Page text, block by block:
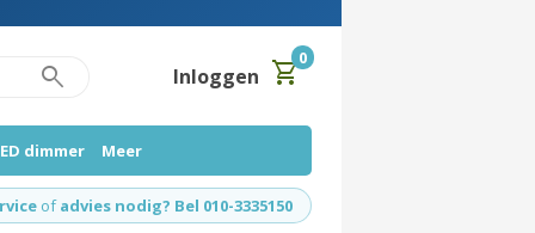
search Inloggen shopping_cart0
dimmer Meer
of advies nodig? Bel 010-3335150